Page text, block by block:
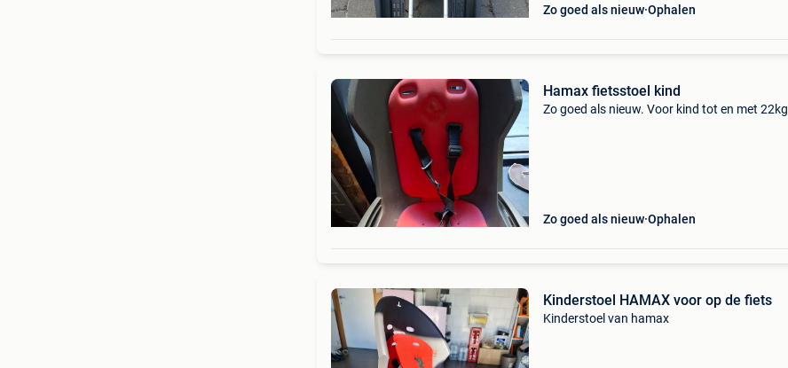
Zo goed als nieuw Ophalen
Hamax fietsstoel kind
Zo goed als nieuw. Voor kind tot en met 22kg
Zo goed als nieuw Ophalen
Kinderstoel HAMAX voor op de fiets
Kinderstoel van hamax